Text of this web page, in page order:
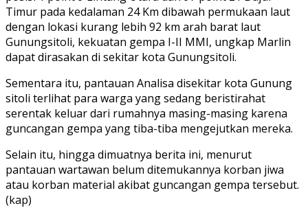
Timur pada kedalaman 24 Km dibawah permukaan laut
dengan lokasi kurang lebih 92 km arah barat laut
Gunungsitoli, kekuatan gempa I-II MMI, ungkap Marlin
dapat dirasakan di sekitar kota Gunungsitoli.
Sementara itu, pantauan Analisa disekitar kota Gunung
sitoli terlihat para warga yang sedang beristirahat
serentak keluar dari rumahnya masing-masing karena
guncangan gempa yang tiba-tiba mengejutkan mereka.
Selain itu, hingga dimuatnya berita ini, menurut
pantauan wartawan belum ditemukannya korban jiwa
atau korban material akibat guncangan gempa tersebut.
(kap)